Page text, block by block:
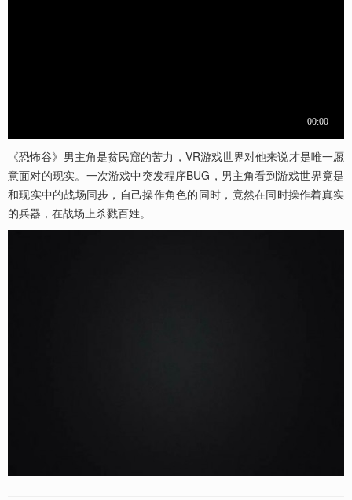
《恐怖谷》男主角是贫民窟的苦力，VR游戏世界对他来说才是唯一愿
意面对的现实。一次游戏中突发程序BUG，男主角看到游戏世界竟是
和现实中的战场同步，自己操作角色的同时，竟然在同时操作着真实
的兵器，在战场上杀戮百姓。